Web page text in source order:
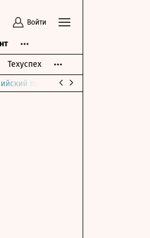
Войти
Техуспех
парламент